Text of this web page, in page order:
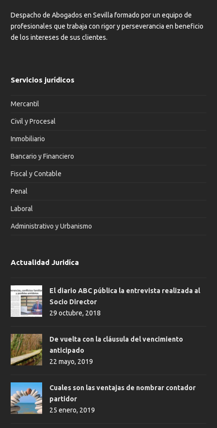
Despacho de Abogados en Sevilla formado por un equipo de
profesionales que trabaja con rigor y perseverancia en beneficio
de los intereses de sus clientes.
Servicios jurídicos
Mercantil
Civil y Procesal
Inmobiliario
Bancario y Financiero
Fiscal y Contable
Penal
Laboral
Administrativo y Urbanismo
Actualidad Juridíca
El diario ABC pública la entrevista realizada al
Socio Director
29 octubre, 2018
De vuelta con la cláusula del vencimiento
anticipado
22 mayo, 2019
Cuales son las ventajas de nombrar contador
partidor
25 enero, 2019